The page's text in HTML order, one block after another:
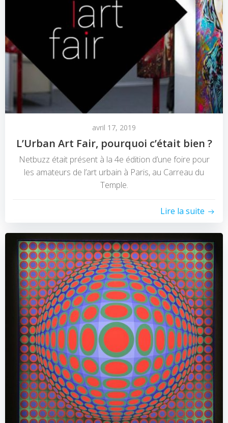
avril 17, 2019
L’Urban Art Fair, pourquoi c’était bien ?
Netbuzz était présent à la 4e édition d’une foire pour
les amateurs de l’art urbain à Paris, au Carreau du
Temple.
Lire la suite